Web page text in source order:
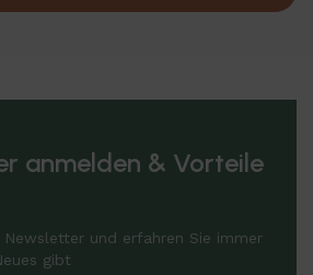
anmelden & Vorteile
Newsletter und erfahren Sie immer
gibt